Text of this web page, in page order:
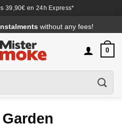
39,90€ en 24h Express*
without any fees!
0